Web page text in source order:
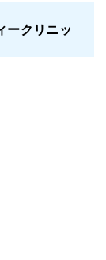
ークリニッ